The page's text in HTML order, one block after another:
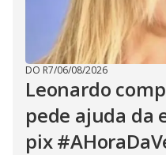
DO R7/06/08/2026
Leonardo
pede ajuda da
pix